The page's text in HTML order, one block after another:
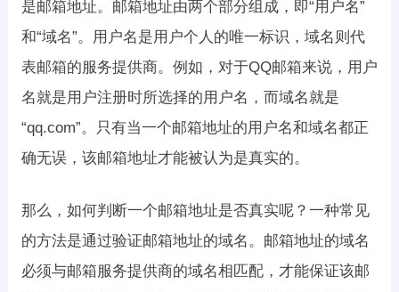
是邮箱地址。邮箱地址由两个部分组成，即“用户名”
和“域名”。用户名是用户个人的唯一标识，域名则代
表邮箱的服务提供商。例如，对于QQ邮箱来说，用户
名就是用户注册时所选择的用户名，而域名就是
“qq.com”。只有当一个邮箱地址的用户名和域名都正
确无误，该邮箱地址才能被认为是真实的。
那么，如何判断一个邮箱地址是否真实呢？一种常见
的方法是通过验证邮箱地址的域名。邮箱地址的域名
必须与邮箱服务提供商的域名相匹配，才能保证该邮